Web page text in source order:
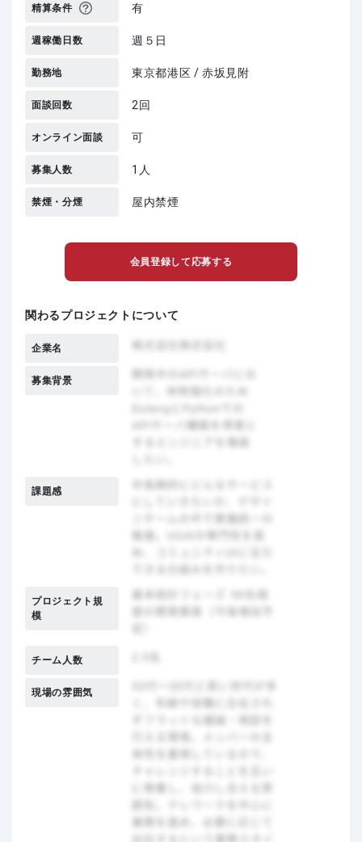
精算条件 有
週稼働日数 週５日
勤務地 東京都港区 / 赤坂見附
面談回数 2回
オンライン面談 可
募集人数 1人
禁煙・分煙 屋内禁煙
会員登録して応募する
関わるプロジェクトについて
企業名
募集背景
課題感
プロジェクト規
模
チーム人数
現場の雰囲気